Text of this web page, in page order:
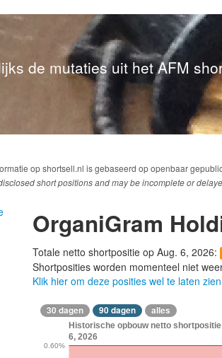
de mutaties uit het AFM
op shortsell.nl is gebaseerd op openbaar
short positions and may be incomplete or
OrganiGram
Totale netto shortpositie op Aug. 6, 2026:
Shortposities worden momenteel niet
Klik hier om deze posities wel te laten zien
30 dagen 90 dagen alles
Historische opbouw netto
6, 2026
0.60%